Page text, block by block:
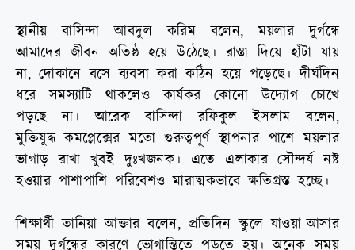
স্থানীয় বাসিন্দা আবদুল করিম বলেন, ময়লার দুর্গন্ধে
আমাদের জীবন অতিষ্ঠ হয়ে উঠেছে। রাস্তা দিয়ে হাঁটা যায়
না, দোকানে বসে ব্যবসা করা কঠিন হয়ে পড়েছে। দীর্ঘদিন
ধরে সমস্যাটি থাকলেও কার্যকর কোনো উদ্যোগ চোখে
পড়ছে না। আরেক বাসিন্দা রফিকুল ইসলাম বলেন,
মুক্তিযুদ্ধ কমপ্লেক্সের মতো গুরুত্বপূর্ণ স্থাপনার পাশে ময়লার
ভাগাড় রাখা খুবই দুঃখজনক। এতে এলাকার সৌন্দর্য নষ্ট
হওয়ার পাশাপাশি পরিবেশও মারাত্মকভাবে ক্ষতিগ্রস্ত হচ্ছে।
শিক্ষার্থী তানিয়া আক্তার বলেন, প্রতিদিন স্কুলে যাওয়া-আসার
সময় দুর্গন্ধের কারণে ভোগান্তিতে পড়তে হয়। অনেক সময়